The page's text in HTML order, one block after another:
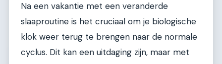
Na een vakantie met een veranderde
slaaproutine is het cruciaal om je biologische
klok weer terug te brengen naar de normale
cyclus. Dit kan een uitdaging zijn, maar met